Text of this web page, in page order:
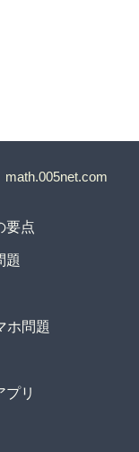
要点
題
ホ問題
プリ